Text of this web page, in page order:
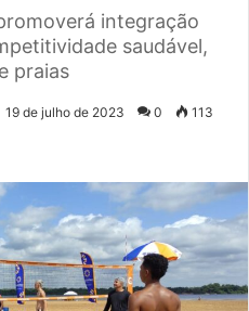
integração
saudável,
praias
19 de julho de 2023 0 113